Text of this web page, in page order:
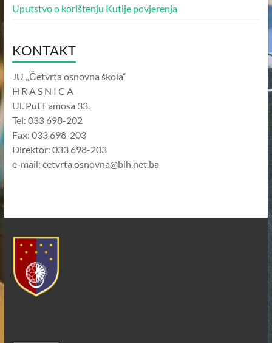
Uputstvo o korištenju Kutije povjerenja
KONTAKT
JU „Četvrta osnovna škola“
H R A S N I C A
Ul. Put Famosa 33.
Tel: 033 698-202
Fax: 033 698-203
Direktor: 033 698-203
e-mail: cetvrta.osnovna@bih.net.ba